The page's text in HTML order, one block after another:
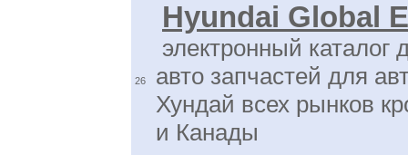
26
Hyundai Global
электронный каталог
авто запчастей для
Хундай всех рынков
и Канады